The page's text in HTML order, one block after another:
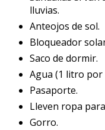
lluvias.
Anteojos de sol.
Bloqueador
Saco de dormir.
Agua (1 litro por
Pasaporte.
Lleven ropa
Gorro.